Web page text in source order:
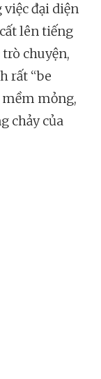
đại diện
lên tiếng
chuyện,
rất “be
mềm mỏng,
chảy của